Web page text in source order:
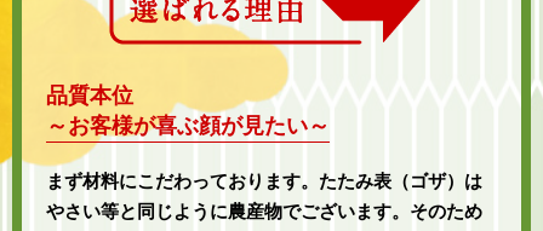
品質本位
～お客様が喜ぶ顔が見たい～
まず材料にこだわっております。たたみ表（ゴザ）は
やさい等と同じように農産物でございます。そのため